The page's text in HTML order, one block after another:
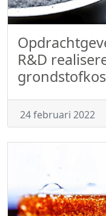
R&D
24 februari 2022